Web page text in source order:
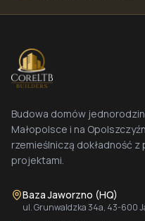
Budowa domów
Małopolsce i na
rzemieślniczą dokładność
projektami.
Baza Jaworzno (HQ)
ul. Grunwaldzka 34a, 43-600